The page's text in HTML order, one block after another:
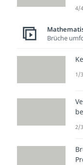
4/
Brüche
1/
2/